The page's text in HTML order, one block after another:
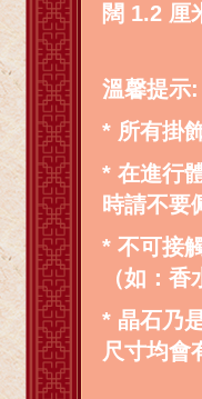
闊 1.2 厘
溫馨提示:
* 所有掛
* 在進行
時請不要
* 不可接
（如：香
* 晶石乃
尺寸均會